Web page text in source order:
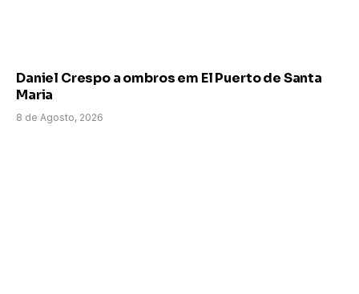
Daniel Crespo a ombros em El Puerto de Santa
Maria
8 de Agosto, 2026